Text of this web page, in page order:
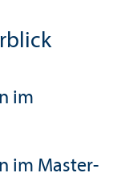
im
im Master-